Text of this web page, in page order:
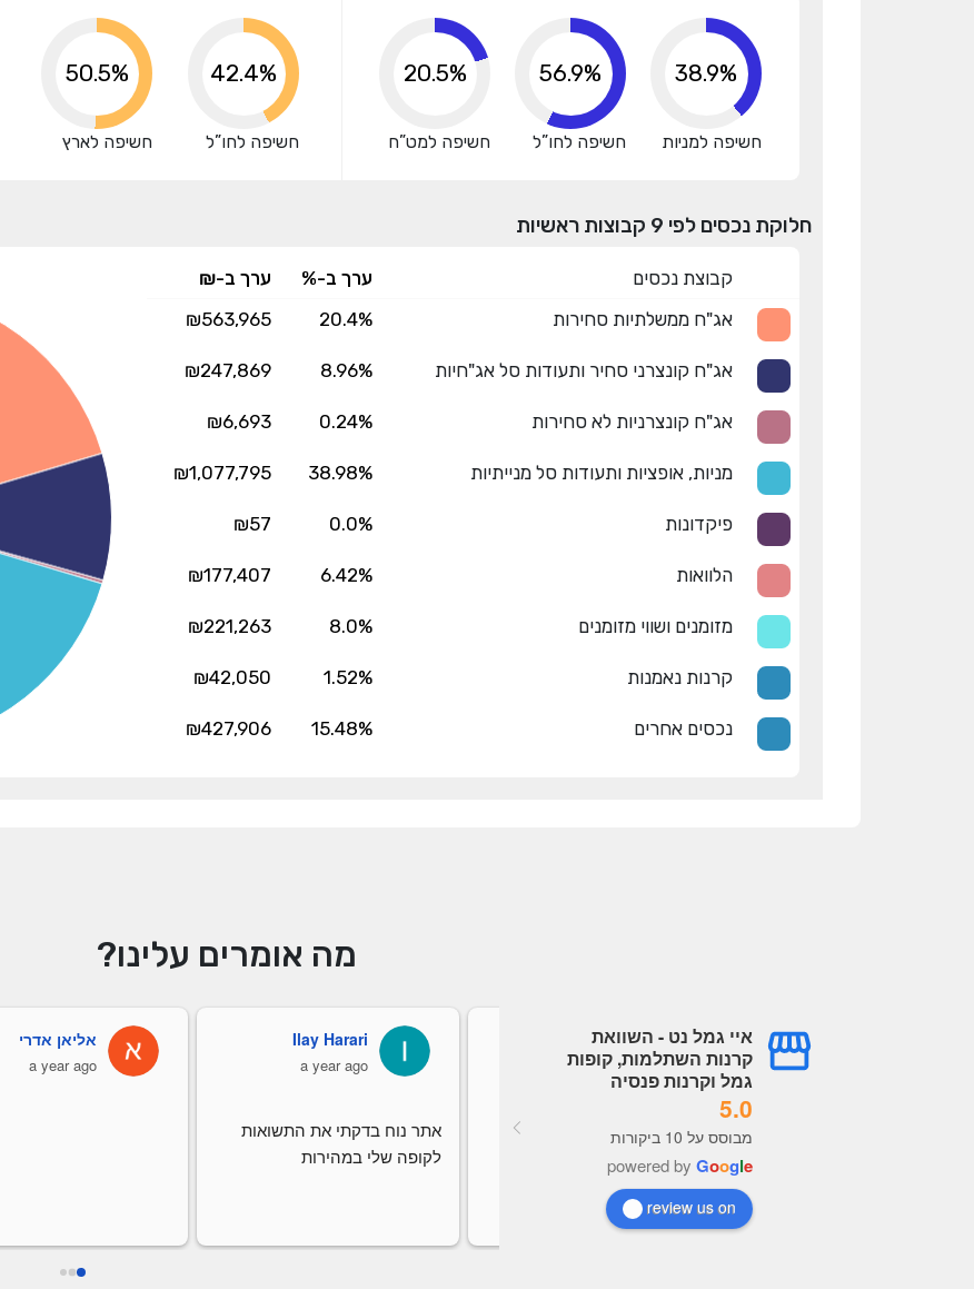
38.9%
חשיפה למניות
61.2%
חשיפה לחו”ל
20.5%
חשיפה למט”ח
42.4%
חשיפה לחו”ל
57.5%
חשיפה לארץ
חלוקת נכסים לפי 9 קבוצות ראשיות
קבוצת נכסים ערך ב-%
ערך ב-₪
אג"ח ממשלתיות סחירות
20.4%
₪563,965
אג"ח קונצרני סחיר ותעודות סל אג"חיות 8.96%
₪247,869
אג"ח קונצרניות לא סחירות 0.24%
₪6,693
מניות, אופציות ותעודות סל מנייתיות 38.98%
₪1,077,795
פיקדונות 0.0%
₪57
הלוואות 6.42%
₪177,407
מזומנים ושווי מזומנים 8.0%
₪221,263
קרנות נאמנות 1.52%
₪42,050
נכסים אחרים 15.48%
₪427,906
מה אומרים עלינו?
איי גמל נט - השוואת
קרנות השתלמות, קופות
גמל וקרנות פנסיה
5.0
מבוסס על 10 ביקורות
powered by Google
review us on
עמית עובדיה
a year ago
Ilay Harari
a year ago
אתר נוח בדקתי את התשואות
לקופה שלי במהירות
אליאן אדרי
a year ago